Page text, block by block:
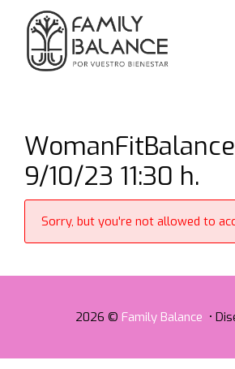
Saltar
contenido
9/10/23 11:30 h.
Sorry, but you're not allowed to
2026 © Family Balance •